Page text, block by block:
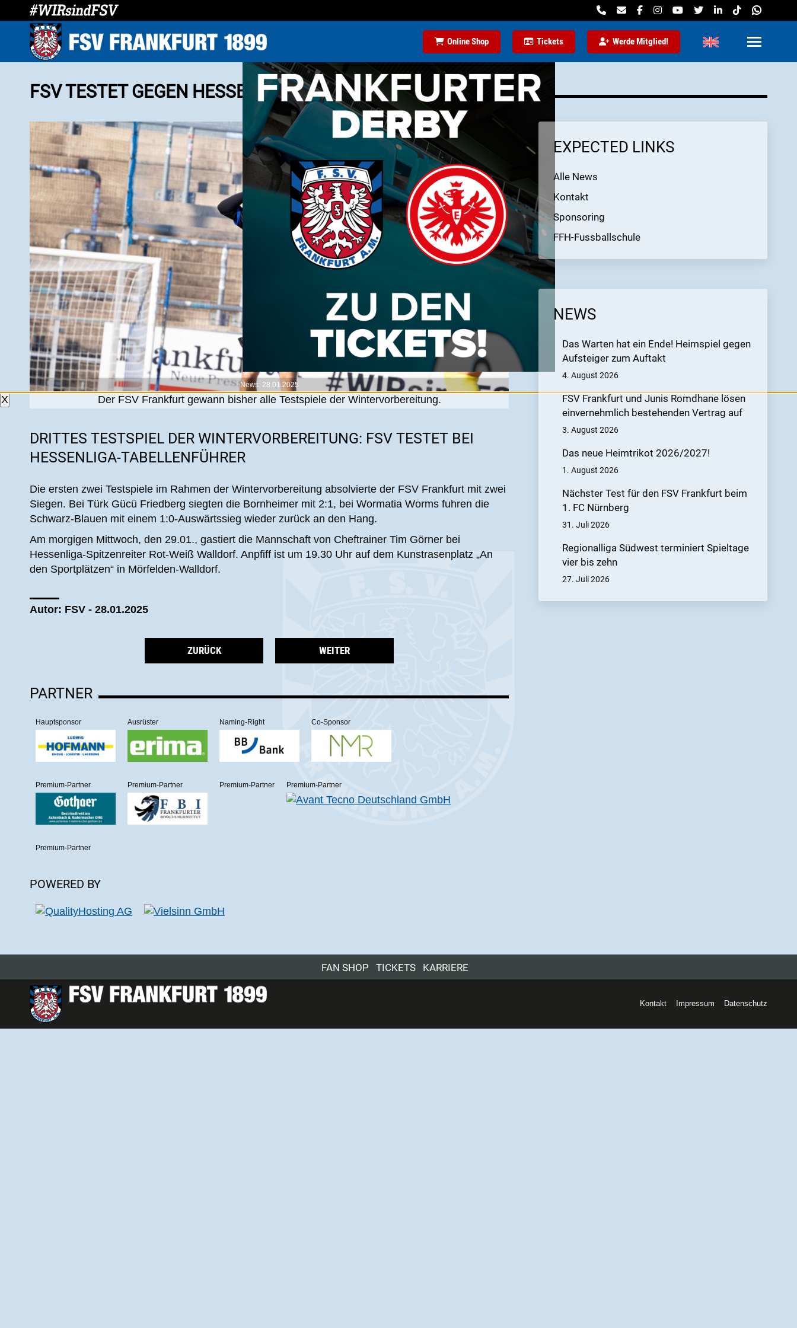
Online Shop Tickets Werde Mitglied!
FSV TESTET GEGEN HESSENLIGA-TABELLENFÜHRER
News: 28.01.2025
Der FSV Frankfurt gewann bisher alle Testspiele der Wintervorbereitung.
DRITTES TESTSPIEL DER WINTERVORBEREITUNG: FSV TESTET BEI
HESSENLIGA-TABELLENFÜHRER
Die ersten zwei Testspiele im Rahmen der Wintervorbereitung absolvierte der FSV Frankfurt mit zwei
Siegen. Bei Türk Gücü Friedberg siegten die Bornheimer mit 2:1, bei Wormatia Worms fuhren die
Schwarz-Blauen mit einem 1:0-Auswärtssieg wieder zurück an den Hang.
Am morgigen Mittwoch, den 29.01., gastiert die Mannschaft von Cheftrainer Tim Görner bei
Hessenliga-Spitzenreiter Rot-Weiß Walldorf. Anpfiff ist um 19.30 Uhr auf dem Kunstrasenplatz „An
den Sportplätzen“ in Mörfelden-Walldorf.
Autor: FSV - 28.01.2025
ZURÜCK WEITER
PARTNER
Hauptsponsor Ausrüster Naming-Right Co-Sponsor
Premium-Partner Premium-Partner Premium-Partner Premium-Partner
Premium-Partner
POWERED BY
EXPECTED LINKS
Alle News
Kontakt
Sponsoring
FFH-Fussballschule
NEWS
Das Warten hat ein Ende! Heimspiel gegen
Aufsteiger zum Auftakt
4. August 2026
FSV Frankfurt und Junis Romdhane lösen
einvernehmlich bestehenden Vertrag auf
3. August 2026
Das neue Heimtrikot 2026/2027!
1. August 2026
Nächster Test für den FSV Frankfurt beim
1. FC Nürnberg
31. Juli 2026
Regionalliga Südwest terminiert Spieltage
vier bis zehn
27. Juli 2026
FAN SHOP TICKETS KARRIERE
Kontakt Impressum Datenschutz
X